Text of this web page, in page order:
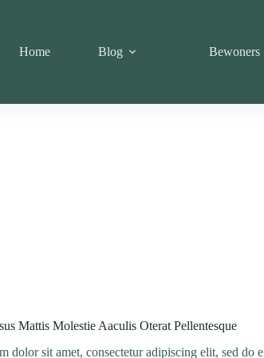
Home Blog Bewoners
Mattis Molestie Aaculis Oterat Pellentesque
dolor sit amet, consectetur adipiscing elit, sed do